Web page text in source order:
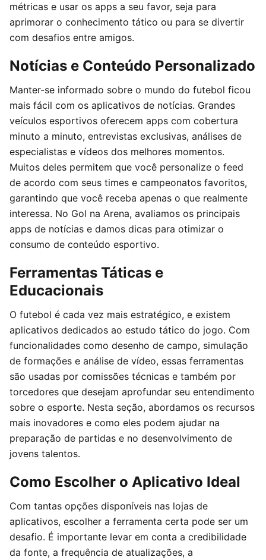
métricas e usar os apps a seu favor, seja para
aprimorar o conhecimento tático ou para se divertir
com desafios entre amigos.
Notícias e Conteúdo Personalizado
Manter-se informado sobre o mundo do futebol ficou
mais fácil com os aplicativos de notícias. Grandes
veículos esportivos oferecem apps com cobertura
minuto a minuto, entrevistas exclusivas, análises de
especialistas e vídeos dos melhores momentos.
Muitos deles permitem que você personalize o feed
de acordo com seus times e campeonatos favoritos,
garantindo que você receba apenas o que realmente
interessa. No Gol na Arena, avaliamos os principais
apps de notícias e damos dicas para otimizar o
consumo de conteúdo esportivo.
Ferramentas Táticas e
Educacionais
O futebol é cada vez mais estratégico, e existem
aplicativos dedicados ao estudo tático do jogo. Com
funcionalidades como desenho de campo, simulação
de formações e análise de vídeo, essas ferramentas
são usadas por comissões técnicas e também por
torcedores que desejam aprofundar seu entendimento
sobre o esporte. Nesta seção, abordamos os recursos
mais inovadores e como eles podem ajudar na
preparação de partidas e no desenvolvimento de
jovens talentos.
Como Escolher o Aplicativo Ideal
Com tantas opções disponíveis nas lojas de
aplicativos, escolher a ferramenta certa pode ser um
desafio. É importante levar em conta a credibilidade
da fonte, a frequência de atualizações, a